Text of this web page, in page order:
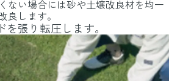
ない場合には砂や土壌改良材を均一
良します。
張り転圧します。